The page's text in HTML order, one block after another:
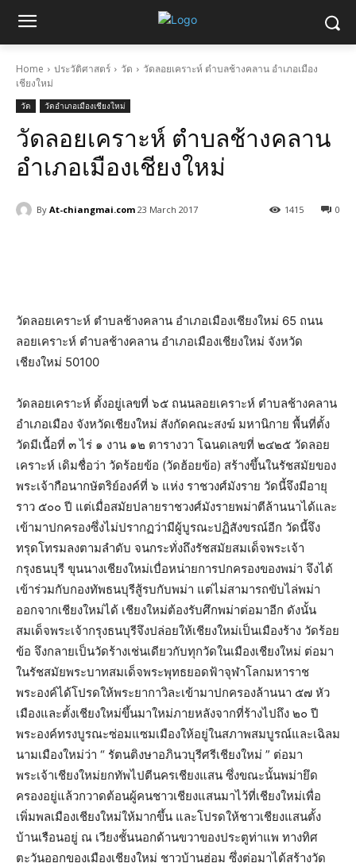
Home ประวัติศาสตร์ วัด
วัดลอยเคราะห์ ตำบลช้างคลาน อำเภอเมือง
เชียงใหม่
วัด วัดอำเภอเมืองเชียงใหม่
วัดลอยเคราะห์ ตำบลช้างคลาน
อำเภอเมืองเชียงใหม่
By At-chiangmai.com 23 March 2017 0
1415
วัดลอยเคราะห์ ตำบลช้างคลาน อำเภอเมืองเชียงใหม่ 65 ถนน
ลอยเคราะห์ ตำบลช้างคลาน อำเภอเมืองเชียงใหม่ จังหวัด
เชียงใหม่ 50100
วัดลอยเคราะห์ ตั้งอยู่เลขที่ ๖๕ ถนนลอยเคราะห์ ตำบลช้างคลาน
อำเภอเมือง จังหวัดเชียงใหม่ สังกัดคณะสงฆ์ มหานิกาย พื้นที่ตั้ง
วัดมีเนื้อที่ ๓ ไร่ ๑ งาน ๑๒ ตารางวา โฉนดเลขที่ ๒๔๒๕ วัดลอย
เคราะห์ เดิมชื่อว่า วัดร้อยข้อ (วัดฮ้อยข้อ) สร้างขึ้นในรัชสมัยของ
พระเจ้ากือนากษัตริย์องค์ที่ ๖ แห่ง ราชวงศ์มังราย วัดนี้จึงมีอายุ
ราว ๕๐๐ ปี แต่เมื่อสมัยปลายราชวงศ์มังรายพม่าตีล้านนาได้และ
เข้ามาปกครองซึ่งไม่ปรากฏว่ามีผู้บูรณะปฏิสังขรณ์อีก วัดนี้จึง
ทรุดโทรมลงตามลำดับ จนกระทั่งถึงรัชสมัยสมเด็จพระเจ้า
กรุงธนบุรี ขุนนางเชียงใหม่เบื่อหน่ายการปกครองของพม่า จึงได้
เข้าร่วมกับกองทัพธนบุรีสู้รบกับพม่า แต่ไม่สามารถขับไล่พม่า
ออกจากเชียงใหม่ได้ เชียงใหม่ต้องรับศึกพม่าต่อมาอีก ดังนั้น
สมเด็จพระเจ้ากรุงธนบุรีจึงปล่อยให้เชียงใหม่เป็นเมืองร้าง วัดร้อย
ข้อ จึงกลายเป็นวัดร้างเช่นเดียวกับทุกวัดในเมืองเชียงใหม่ ต่อมา
ในรัชสมัยพระบาทสมเด็จพระพุทธยอดฟ้าจุฬาโลกมหาราช
พระองค์ได้โปรดให้พระยากาวิละเข้ามาปกครองล้านนา ๕๗ หัว
เมืองและตั้งเชียงใหม่ขึ้นมาใหม่ภายหลังจากที่ร้างไปถึง ๒๐ ปี
พระองค์ทรงบูรณะซ่อมแซมเมืองให้อยู่ในสภาพสมบูรณ์และเฉิลม
นามเมืองใหม่ว่า “ รัตนติงษาอภินวบุรีศรีเชียงใหม่ ” ต่อมา
พระเจ้าเชียงใหม่ยกทัพไปตีนครเชียงแสน ซึ่งขณะนั้นพม่ายึด
ครองอยู่แล้วกวาดต้อนผู้คนชาวเชียงแสนมาไว้ที่เชียงใหม่เพื่อ
เพิ่มพลเมืองเชียงใหม่ให้มากขึ้น และโปรดให้ชาวเชียงแสนตั้ง
บ้านเรือนอยู่ ณ เวียงชั้นนอกด้านขวาของประตูท่าแพ ทางทิศ
ตะวันออกของเมืองเชียงใหม่ ชาวบ้านฮ่อม ซึ่งต่อมาได้สร้างวัด